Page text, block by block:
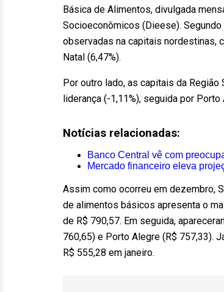
Básica de Alimentos, divulgada
Socioeconômicos (Dieese).
observadas na capitais nordestinas,
Natal (6,47%).
Por outro lado, as capitais da
liderança (-1,11%), seguida por
Notícias relacionadas:
Banco Central vê com
Mercado financeiro eleva
Assim como ocorreu em dezembro,
de alimentos básicos apresenta o
de R$ 790,57. Em seguida,
760,65) e Porto Alegre (R$ 757,33).
R$ 555,28 em janeiro.